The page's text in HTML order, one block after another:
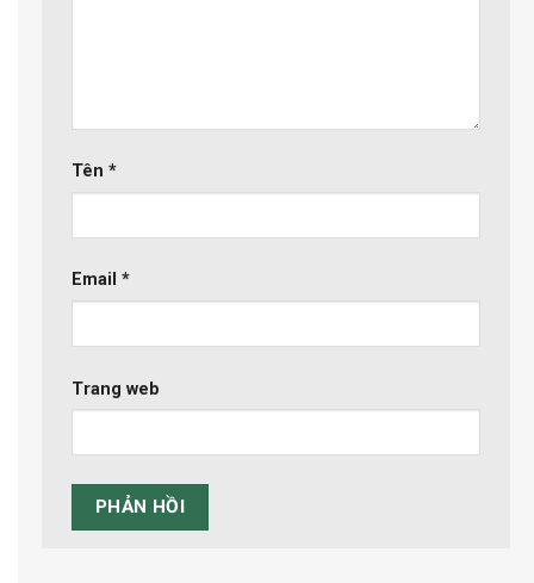
Tên *
Email *
Trang web